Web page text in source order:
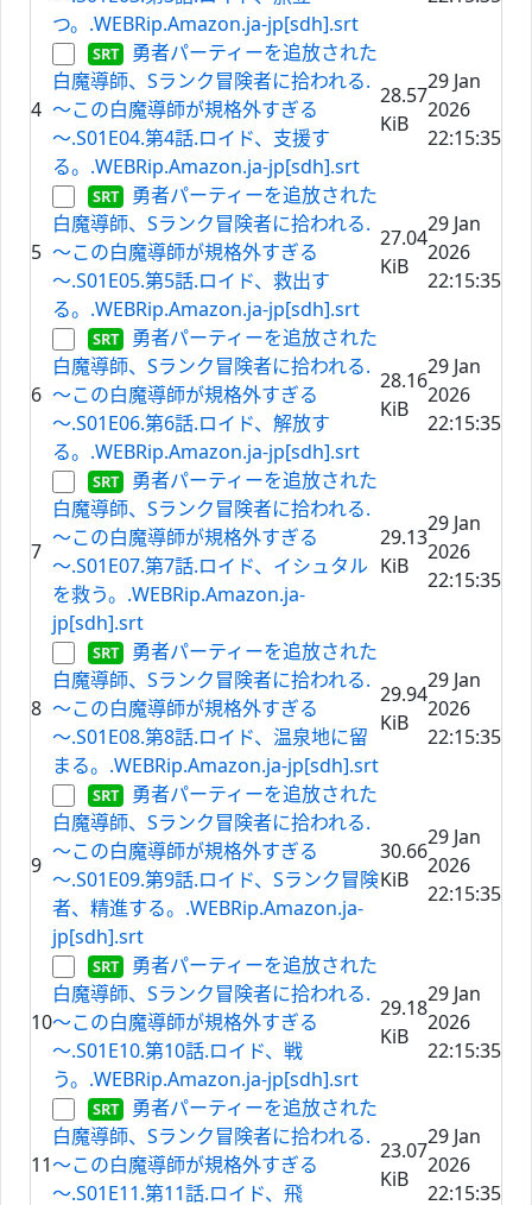
つ。.WEBRip.Amazon.ja-jp[sdh].srt
4
勇者パーティーを追放された
白魔導師、Sランク冒険者に拾われる.
～この白魔導師が規格外すぎる
～.S01E04.第4話.ロイド、支援す
る。.WEBRip.Amazon.ja-jp[sdh].srt
28.57
KiB
29 Jan
2026
22:15:35
5
勇者パーティーを追放された
白魔導師、Sランク冒険者に拾われる.
～この白魔導師が規格外すぎる
～.S01E05.第5話.ロイド、救出す
る。.WEBRip.Amazon.ja-jp[sdh].srt
27.04
KiB
29 Jan
2026
22:15:35
6
勇者パーティーを追放された
白魔導師、Sランク冒険者に拾われる.
～この白魔導師が規格外すぎる
～.S01E06.第6話.ロイド、解放す
る。.WEBRip.Amazon.ja-jp[sdh].srt
28.16
KiB
29 Jan
2026
22:15:35
7
勇者パーティーを追放された
白魔導師、Sランク冒険者に拾われる.
～この白魔導師が規格外すぎる
～.S01E07.第7話.ロイド、イシュタル
を救う。.WEBRip.Amazon.ja-
jp[sdh].srt
29.13
KiB
29 Jan
2026
22:15:35
8
勇者パーティーを追放された
白魔導師、Sランク冒険者に拾われる.
～この白魔導師が規格外すぎる
～.S01E08.第8話.ロイド、温泉地に留
まる。.WEBRip.Amazon.ja-jp[sdh].srt
29.94
KiB
29 Jan
2026
22:15:35
9
勇者パーティーを追放された
白魔導師、Sランク冒険者に拾われる.
～この白魔導師が規格外すぎる
～.S01E09.第9話.ロイド、Sランク冒険
者、精進する。.WEBRip.Amazon.ja-
jp[sdh].srt
30.66
KiB
29 Jan
2026
22:15:35
10
勇者パーティーを追放された
白魔導師、Sランク冒険者に拾われる.
～この白魔導師が規格外すぎる
～.S01E10.第10話.ロイド、戦
う。.WEBRip.Amazon.ja-jp[sdh].srt
29.18
KiB
29 Jan
2026
22:15:35
11
勇者パーティーを追放された
白魔導師、Sランク冒険者に拾われる.
～この白魔導師が規格外すぎる
～.S01E11.第11話.ロイド、飛
23.07
KiB
29 Jan
2026
22:15:35